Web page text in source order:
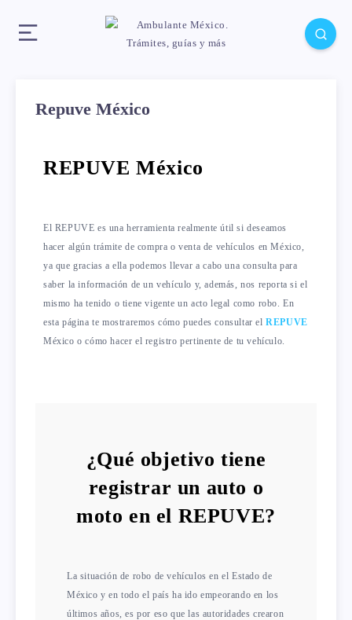
Repuve México
REPUVE México
El REPUVE es una herramienta realmente útil si deseamos
hacer algún trámite de compra o venta de vehículos en México,
ya que gracias a ella podemos llevar a cabo una consulta para
saber la información de un vehículo y, además, nos reporta si el
mismo ha tenido o tiene vigente un acto legal como robo. En
esta página te mostraremos cómo puedes consultar elREPUVE
México o cómo hacer el registro pertinente de tu vehículo.
¿Qué objetivo tiene
registrar un auto o
moto en el REPUVE?
La situación de robo de vehículos en el Estado de
México y en todo el país ha ido empeorando en los
últimos años, es por eso que las autoridades crearon